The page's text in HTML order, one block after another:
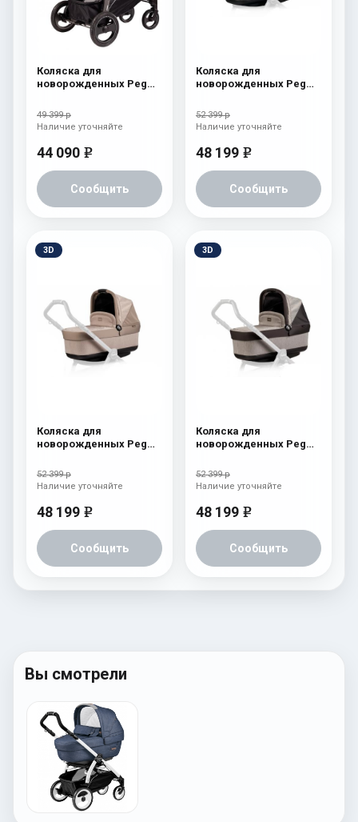
Коляска для
новорожденных Peg
(шасси White/Black)
Fleur
49 399 р
44 090 e
Сообщить
Наличие уточняйте
Коляска для
новорожденных Peg
Pop-Up) Tulip
52 399 р
48 199 e
Сообщить
Наличие уточняйте
3D
Коляска для
новорожденных Peg
Pop-Up) Cream
52 399 р
48 199 e
Сообщить
Наличие уточняйте
3D
Коляска для
новорожденных Peg
Pop-Up) Atmosphere
52 399 р
48 199 e
Сообщить
Наличие уточняйте
Вы смотрели